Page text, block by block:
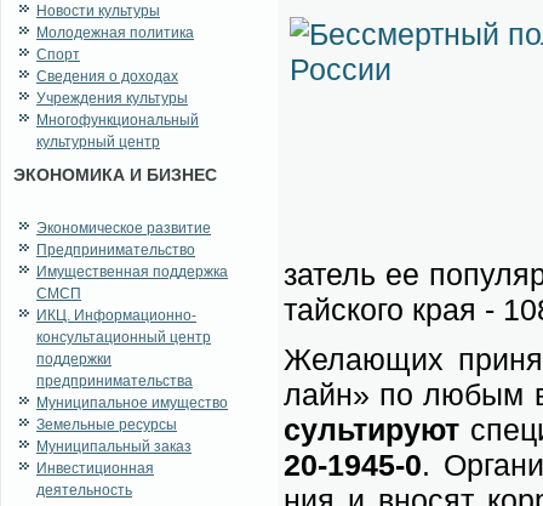
Новости культуры
Молодежная политика
Спорт
Сведения о доходах
Учреждения культуры
Многофункциональный
культурный центр
ЭКОНОМИКА И БИЗНЕС
Экономическое развитие
Предпринимательство
Имущественная поддержка
СМСП
ИКЦ. Информационно-
консультационный центр
поддержки
предпринимательства
Муниципальное имущество
Земельные ресурсы
Муниципальный заказ
Инвестиционная
деятельность
за­тель ее
тай­ско­го края -
Же­ла­ю­щих
лайн» по лю­бым
суль­ти­ру­ют
20-1945-0.